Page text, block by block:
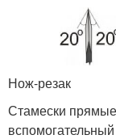
Нож-резак
Стамески прямые